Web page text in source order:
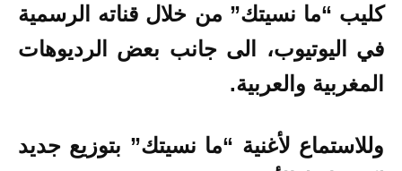
كليب “ما نسيتك” من خلال قناته الرسمية
في اليوتيوب، الى جانب بعض الرديوهات
المغربية والعربية.
وللاستماع لأغنية “ما نسيتك” بتوزيع جديد